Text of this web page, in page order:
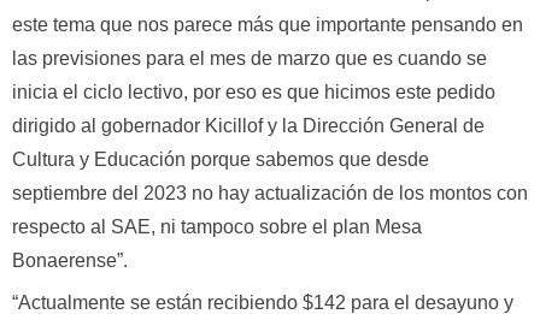
este tema que nos parece más que importante pensando en
las previsiones para el mes de marzo que es cuando se
inicia el ciclo lectivo, por eso es que hicimos este pedido
dirigido al gobernador Kicillof y la Dirección General de
Cultura y Educación porque sabemos que desde
septiembre del 2023 no hay actualización de los montos con
respecto al SAE, ni tampoco sobre el plan Mesa
Bonaerense”.
“Actualmente se están recibiendo $142 para el desayuno y